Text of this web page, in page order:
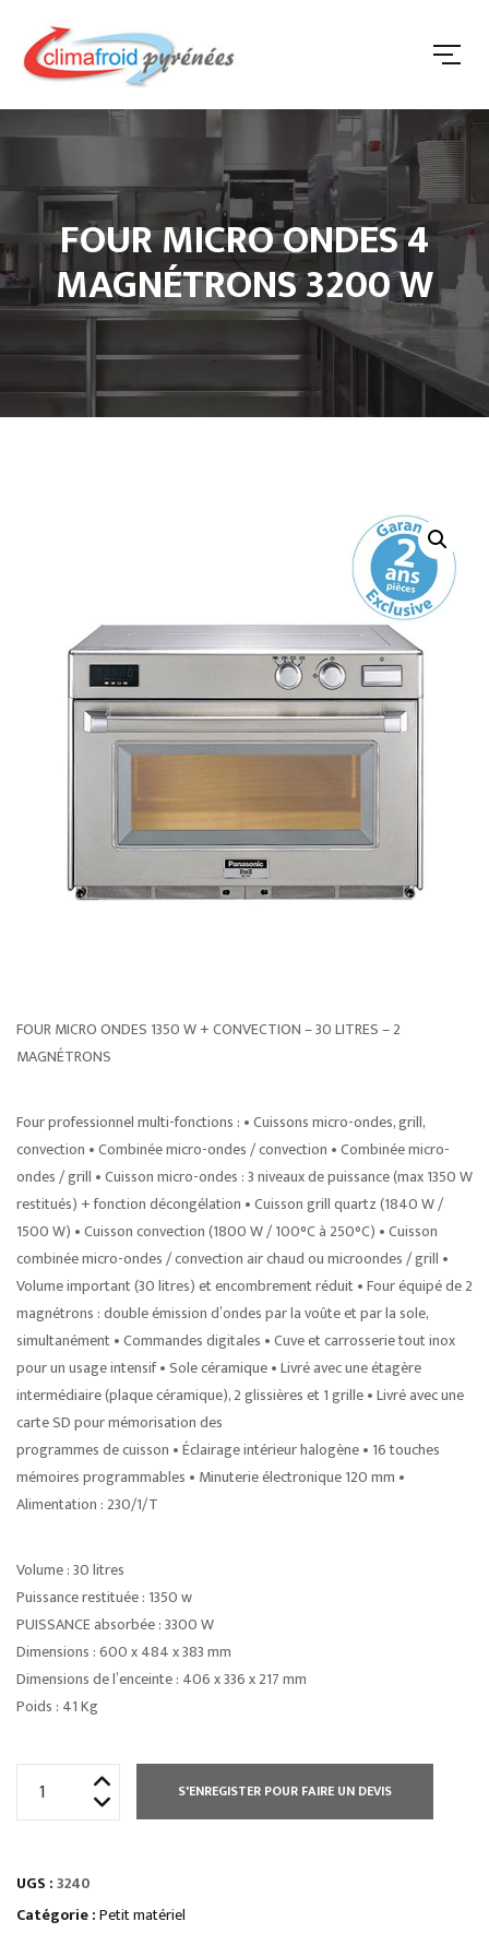
FOUR MICRO ONDES 4
MAGNÉTRONS 3200 W
FOUR MICRO ONDES 1350 W + CONVECTION – 30 LITRES – 2
MAGNÉTRONS
Four professionnel multi-fonctions : • Cuissons micro-ondes, grill,
convection • Combinée micro-ondes / convection • Combinée micro-
ondes / grill • Cuisson micro-ondes : 3 niveaux de puissance (max 1350 W
restitués) + fonction décongélation • Cuisson grill quartz (1840 W /
1500 W) • Cuisson convection (1800 W / 100°C à 250°C) • Cuisson
combinée micro-ondes / convection air chaud ou microondes / grill •
Volume important (30 litres) et encombrement réduit • Four équipé de 2
magnétrons : double émission d’ondes par la voûte et par la sole,
simultanément • Commandes digitales • Cuve et carrosserie tout inox
pour un usage intensif • Sole céramique • Livré avec une étagère
intermédiaire (plaque céramique), 2 glissières et 1 grille • Livré avec une
carte SD pour mémorisation des
programmes de cuisson • Éclairage intérieur halogène • 16 touches
mémoires programmables • Minuterie électronique 120 mm •
Alimentation : 230/1/T
Volume : 30 litres
Puissance restituée : 1350 w
PUISSANCE absorbée : 3300 W
Dimensions : 600 x 484 x 383 mm
Dimensions de l’enceinte : 406 x 336 x 217 mm
Poids : 41 Kg
ONDES
4
S'ENREGISTER POUR FAIRE UN DEVIS
UGS :3240
Catégorie :Petit matériel